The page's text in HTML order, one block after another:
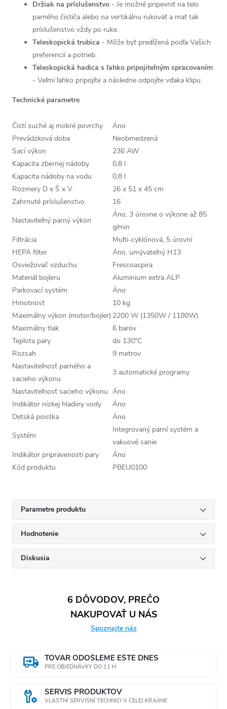
Držiak na príslušenstvo - Je možné pripevniť na telo
parného čističa alebo na vertikálnu rukoväť a mať tak
príslušenstvo vždy po ruke.
Teleskopická trubica - Môže byť predĺžená podľa Vašich
preferencií a potrieb.
Teleskopická hadica s ľahko pripojiteľným spracovaním
- Veľmi ľahko pripojíte a následne odpojíte vďaka klipu.
Technické parametre
Čistí suché aj mokré povrchy
Áno
Prevádzková doba
Neobmedzená
Sací výkon
236 AW
Kapacita zbernej nádoby
0,8 l
Kapacita nádoby na vodu
0,8 l
Rozmery D x Š x V
26 x 51 x 45 cm
Zahrnuté príslušenstvo
16
Nastaviteľný parný výkon
Áno, 3 úrovne o výkone až 85
g/min
Filtrácia
Multi-cyklónová, 5 úrovní
HEPA filter
Áno, umývateľný H13
Osviežovač vzduchu
Frescoaspira
Materiál bojleru
Aluminium extra ALP
Parkovací systém
Áno
Hmotnosť
10 kg
Maximálny výkon (motor/bojler) 2200 W (1350W / 1100W)
Maximálny tlak
6 barov
Teplota pary
do 130°C
Rozsah
9 metrov
Nastaviteľnosť parného a
sacieho výkonu
3 automatické programy
Nastaviteľnosť sacieho výkonu Áno
Indikátor nízkej hladiny vody
Áno
Detská poistka
Áno
Systém
Integrovaný parní systém a
vakuové sanie
Indikátor pripravenosti pary
Áno
Kód produktu
PBEU0100
Parametre produktu
Hodnotenie
Diskusia
6 DÔVODOV, PREČO
NAKUPOVAŤ U NÁS
Spoznajte nás
TOVAR ODOŠLEME EŠTE DNES
PRE OBJEDNÁVKY DO 11 H
SERVIS PRODUKTOV
VLASTNÍ SERVISNÍ TECHNICI V CELEJ KRAJINE